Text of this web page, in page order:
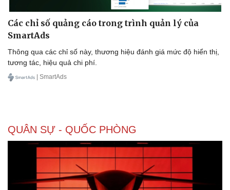
Thể thao
Bóng đá
Lịch thi đấu bóng đá
Ô tô - Xe máy
Các chỉ số quảng cáo trong trình quản lý của
SmartAds
Thông qua các chỉ số này, thương hiệu đánh giá mức độ hiển thị,
tương tác, hiệu quả chi phí.
| SmartAds
QUÂN SỰ - QUỐC PHÒNG